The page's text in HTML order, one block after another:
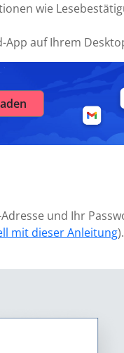
wie
auf Ihrem
und Ihr
mit dieser Anleitung